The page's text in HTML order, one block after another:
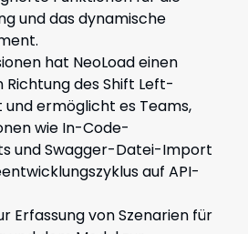
und das dynamische
hat NeoLoad einen
des Shift Left-
ermöglicht es Teams,
wie In-Code-
und Swagger-Datei-Import
auf API-
Erfassung von Szenarien für